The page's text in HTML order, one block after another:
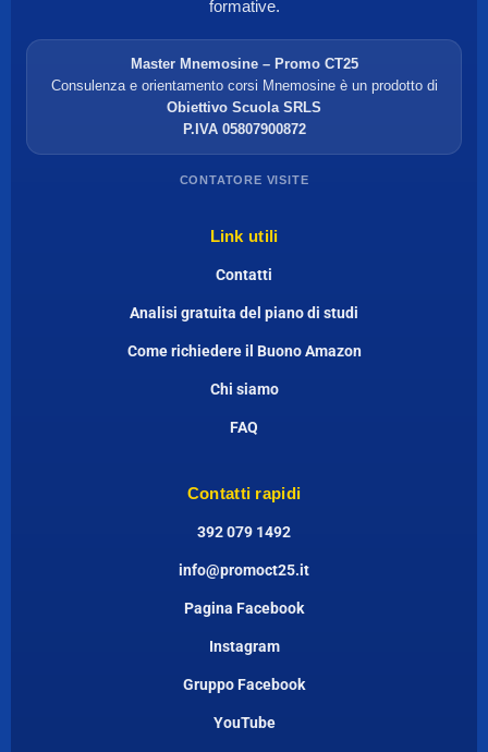
formative.
Master Mnemosine – Promo CT25
Consulenza e orientamento corsi Mnemosine è un prodotto di
Obiettivo Scuola SRLS
P.IVA 05807900872
CONTATORE VISITE
Link utili
Contatti
Analisi gratuita del piano di studi
Come richiedere il Buono Amazon
Chi siamo
FAQ
Contatti rapidi
392 079 1492
info@promoct25.it
Pagina Facebook
Instagram
Gruppo Facebook
YouTube